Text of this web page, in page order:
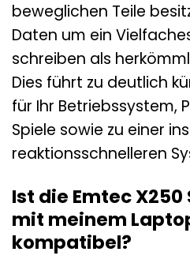
beweglichen Teile
Daten um ein
schreiben als
Dies führt zu deutlich
für Ihr Betriebssystem,
Spiele sowie zu einer
reaktionsschnelleren
Ist die Emtec X250
mit meinem
kompatibel?